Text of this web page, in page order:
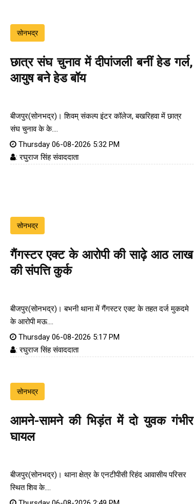
सोनभद्र
छात्र संघ चुनाव में दीपांजली बनीं हेड गर्ल,
आयुष बने हेड बॉय
बीजपुर(सोनभद्र)। शिवम् संकल्प इंटर कॉलेज, बखरिहवा में छात्र
संघ चुनाव के के....
Thursday 06-08-2026 5:32 PM
: रघुराज सिंह संवाददाता
सोनभद्र
गैंगस्टर एक्ट के आरोपी की साढ़े आठ लाख
की संपत्ति कुर्क
बीजपुर(सोनभद्र)। बभनी थाना में गैंगस्टर एक्ट के तहत दर्ज मुकदमे
के आरोपी मऊ....
Thursday 06-08-2026 5:17 PM
: रघुराज सिंह संवाददाता
सोनभद्र
आमने-सामने की भिड़ंत में दो युवक गंभीर
घायल
बीजपुर(सोनभद्र)। थाना क्षेत्र के एनटीपीसी रिहंद आवासीय परिसर
स्थित शिव के....